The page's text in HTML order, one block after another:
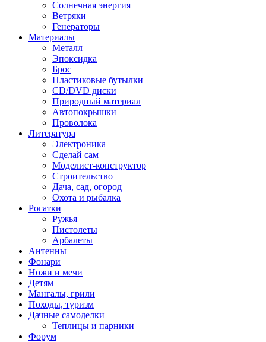
Солнечная энергия
Ветряки
Генераторы
Материалы
Металл
Эпоксидка
Брос
Пластиковые бутылки
CD/DVD диски
Природный материал
Автопокрышки
Проволока
Литература
Электроника
Сделай сам
Моделист-конструктор
Строительство
Дача, сад, огород
Охота и рыбалка
Рогатки
Ружья
Пистолеты
Арбалеты
Антенны
Фонари
Ножи и мечи
Детям
Мангалы, грили
Походы, туризм
Дачные самоделки
Теплицы и парники
Форум